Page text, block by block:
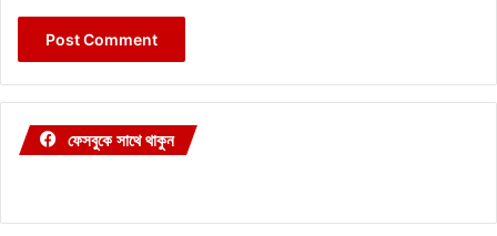
ফেসবুকে সাথে থাকুন